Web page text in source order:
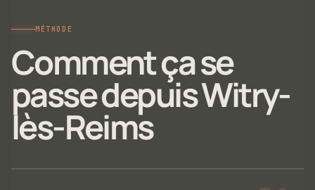
MÉTHODE
Comment ça se
passe depuis Witry-
lès-Reims